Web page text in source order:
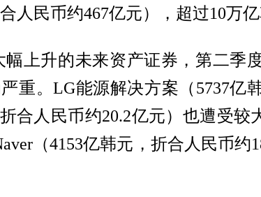
人民币约467亿元），超过10万
上升的未来资产证券，第二季
重。LG能源解决方案（5737亿
合人民币约20.2亿元）也遭受较
（4153亿韩元，折合人民币约